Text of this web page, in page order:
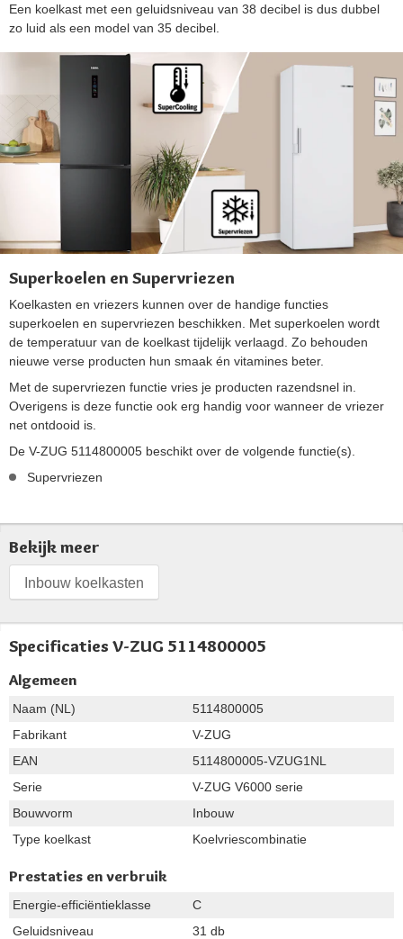
Een koelkast met een geluidsniveau van 38 decibel is dus dubbel
zo luid als een model van 35 decibel.
Superkoelen en Supervriezen
Koelkasten en vriezers kunnen over de handige functies
superkoelen en supervriezen beschikken. Met superkoelen wordt
de temperatuur van de koelkast tijdelijk verlaagd. Zo behouden
nieuwe verse producten hun smaak én vitamines beter.
Met de supervriezen functie vries je producten razendsnel in.
Overigens is deze functie ook erg handig voor wanneer de vriezer
net ontdooid is.
De V-ZUG 5114800005 beschikt over de volgende functie(s).
Supervriezen
Bekijk meer
Inbouw koelkasten
Specificaties V-ZUG 5114800005
Algemeen
Naam (NL)
5114800005
Fabrikant
V-ZUG
EAN
5114800005-VZUG1NL
Serie
V-ZUG V6000 serie
Bouwvorm
Inbouw
Type koelkast
Koelvriescombinatie
Prestaties en verbruik
Energie-efficiëntieklasse
C
Geluidsniveau
31 db